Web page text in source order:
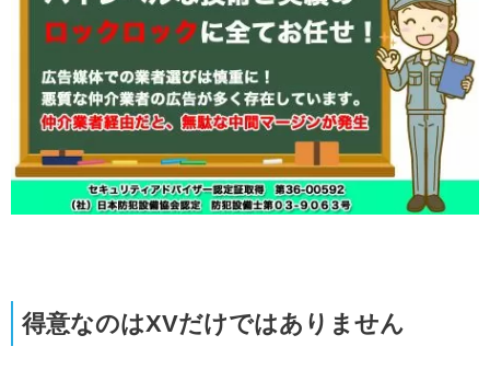
得意なのはXVだけではありません